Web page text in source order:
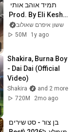
(קאבר)
ששון איפרם שאולוב
50M
1y ago
Shakira, Burna Boy
- Dai Dai (Official
Video)
Shakira
and 2 more
720M
2mo ago